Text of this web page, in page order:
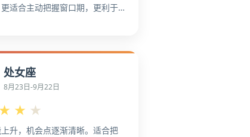
适合主动把握窗口期，更利于
易形成增长。 趁势推进重点项
集中。整体上，更适合把成果
扩张影响。
处女座
8月23日-9月22日
★ ★ ★
升，机会点逐渐清晰。适合把